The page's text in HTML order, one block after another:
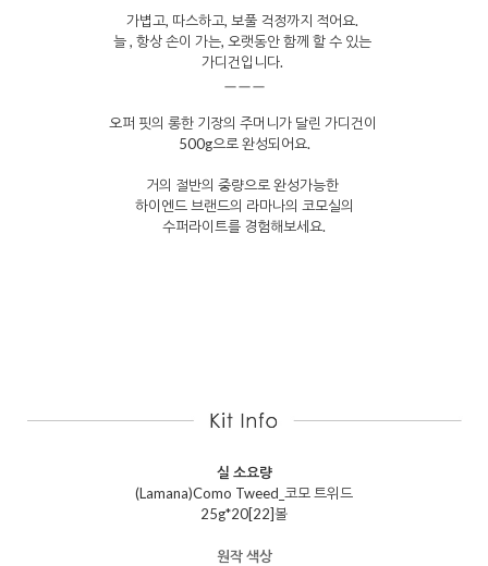
가볍고, 따스하고, 보풀 걱정까지 적어요.
늘 , 항상 손이 가는, 오랫동안 함께 할 수 있는
가디건입니다.
ㅡㅡㅡ
오퍼 핏의 롱한 기장의 주머니가 달린 가디건이
500g으로 완성되어요.
거의 절반의 중량으로 완성가능한
하이엔드 브랜드의 라마나의 코모실의
수퍼라이트를 경험해보세요.
실 소요량
(Lamana)Como Tweed_코모 트위드
25g*20[22]볼
원작 색상